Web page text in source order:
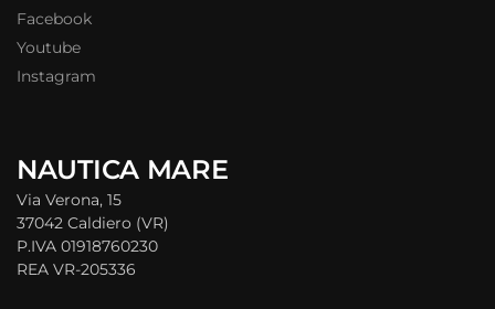
Facebook
Youtube
Instagram
NAUTICA MARE
Via Verona, 15
37042 Caldiero (VR)
P.IVA 01918760230
REA VR-205336